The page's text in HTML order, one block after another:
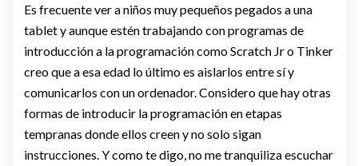
Es frecuente ver a niños muy pequeños pegados a una
tablet y aunque estén trabajando con programas de
introducción a la programación como Scratch Jr o Tinker
creo que a esa edad lo último es aislarlos entre sí y
comunicarlos con un ordenador. Considero que hay otras
formas de introducir la programación en etapas
tempranas donde ellos creen y no solo sigan
instrucciones. Y como te digo, no me tranquiliza escuchar